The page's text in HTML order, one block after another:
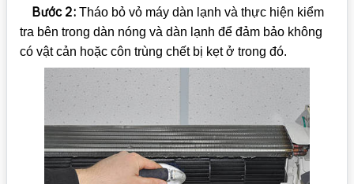
Bước 2: Tháo bỏ vỏ máy dàn lạnh và thực hiện kiểm
tra bên trong dàn nóng và dàn lạnh để đảm bảo không
có vật cản hoặc côn trùng chết bị kẹt ở trong đó.